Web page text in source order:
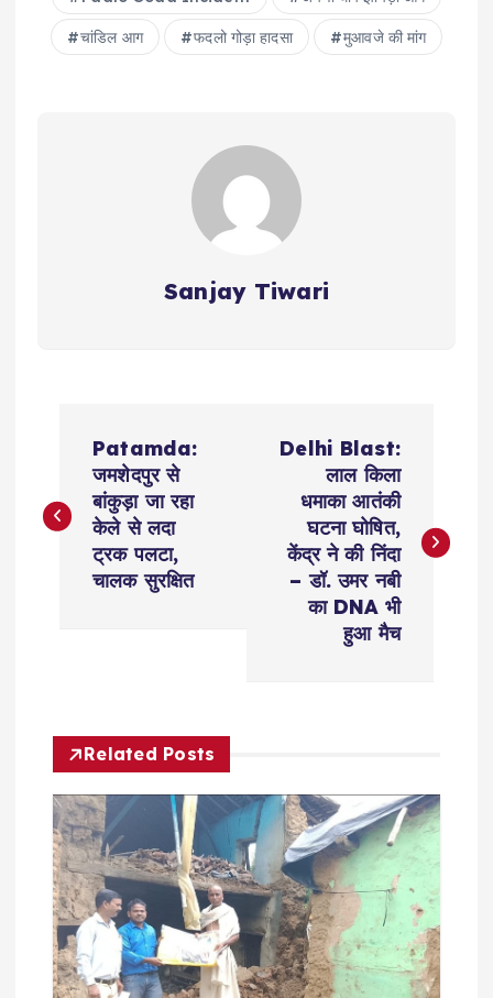
चांडिल आग फदलो गोड़ा हादसा मुआवजे की मांग
Sanjay Tiwari
s
v
g
a
t
Patamda:
जमशेदपुर से
बांकुड़ा जा रहा
केले से लदा
ट्रक पलटा,
चालक सुरक्षित
Delhi Blast:
लाल किला
धमाका आतंकी
घटना घोषित,
केंद्र ने की निंदा
– डॉ. उमर नबी
का DNA भी
हुआ मैच
Related Posts